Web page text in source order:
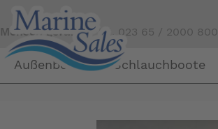
Mensch gefällig?Tel. 023 65 / 2000 800
Außenborder Schlauchboote